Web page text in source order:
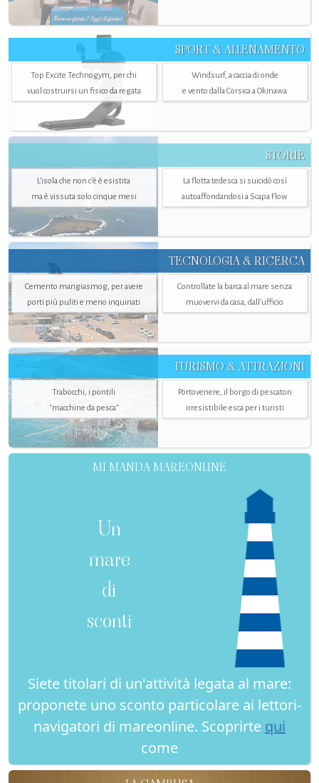
SPORT & ALLENAMENTO
Top Excite Technogym, per chi
vuol costruirsi un fisico da regata
Windsurf, a caccia di onde
e vento dalla Corsica a Okinawa
STORIE
L’isola che non c'è è esistita
ma è vissuta solo cinque mesi
La flotta tedesca si suicidò così
autoaffondandosi a Scapa Flow
TECNOLOGIA & RICERCA
Cemento mangiasmog, per avere
porti più puliti e meno inquinati
Controllate la barca al mare senza
muovervi da casa, dall’ufficio
TURISMO & ATTRAZIONI
Trabocchi, i pontili
"macchine da pesca"
Portovenere, il borgo di pescatori
irresistibile esca per i turisti
MI MANDA MAREONLINE
Un
mare
di
sconti
Siete titolari di un'attività legata al mare:
proponete uno sconto particolare ai lettori-
navigatori di mareonline. Scoprirte qui
come